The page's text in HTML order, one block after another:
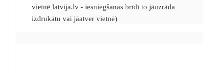
vietnē latvija.lv - iesniegšanas brīdī to jāuzrāda
izdrukātu vai jāatver vietnē)